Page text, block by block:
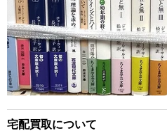
宅配買取について